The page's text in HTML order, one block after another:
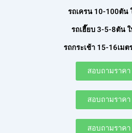
รถเครน 10-100ตัน
รถเฮี๊ยบ 3-5-8ตัน ใ
รถกระเช้า 15-16เมต
สอบถามราคา
สอบถามราคา
สอบถามราคา